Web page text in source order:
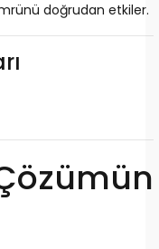
doğrudan etkiler.